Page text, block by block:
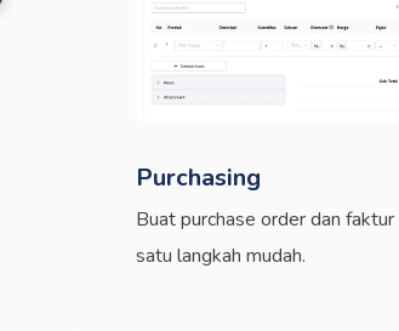
Purchasing
Buat purchase order dan faktur
satu langkah mudah.